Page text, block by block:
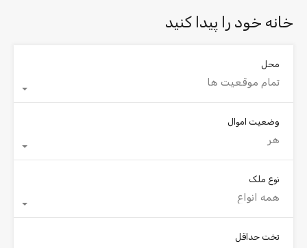
خانه خود را پیدا کنید
محل
تمام موقعیت ها
وضعیت اموال
هر
نوع ملک
همه انواع
تخت حداقل